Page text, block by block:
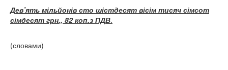
Дев’ять мільйонів сто шістдесят вісім тисяч сімсот
сімдесят грн., 82 коп.з ПДВ.
(словами)